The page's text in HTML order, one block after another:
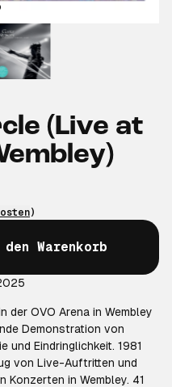
(Live at
)
Warenkorb
der OVO Arena in Wembley
Demonstration von
und Eindringlichkeit. 1981
von Live-Auftritten und
in Wembley. 41